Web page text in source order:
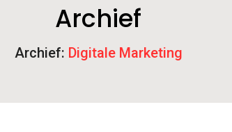
Archief
Archief: Digitale Marketing